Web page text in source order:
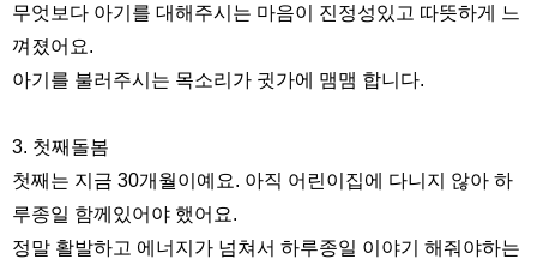
무엇보다 아기를 대해주시는 마음이 진정성있고 따뜻하게 느
껴졌어요.
아기를 불러주시는 목소리가 귓가에 맴맴 합니다.
3. 첫째돌봄
첫째는 지금 30개월이예요. 아직 어린이집에 다니지 않아 하
루종일 함께있어야 했어요.
정말 활발하고 에너지가 넘쳐서 하루종일 이야기 해줘야하는